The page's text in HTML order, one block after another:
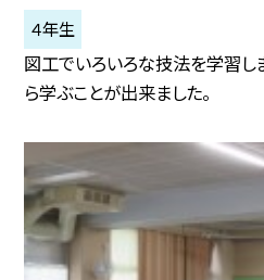
４年生
図工でいろいろな技法を学習し
ら学ぶことが出来ました。